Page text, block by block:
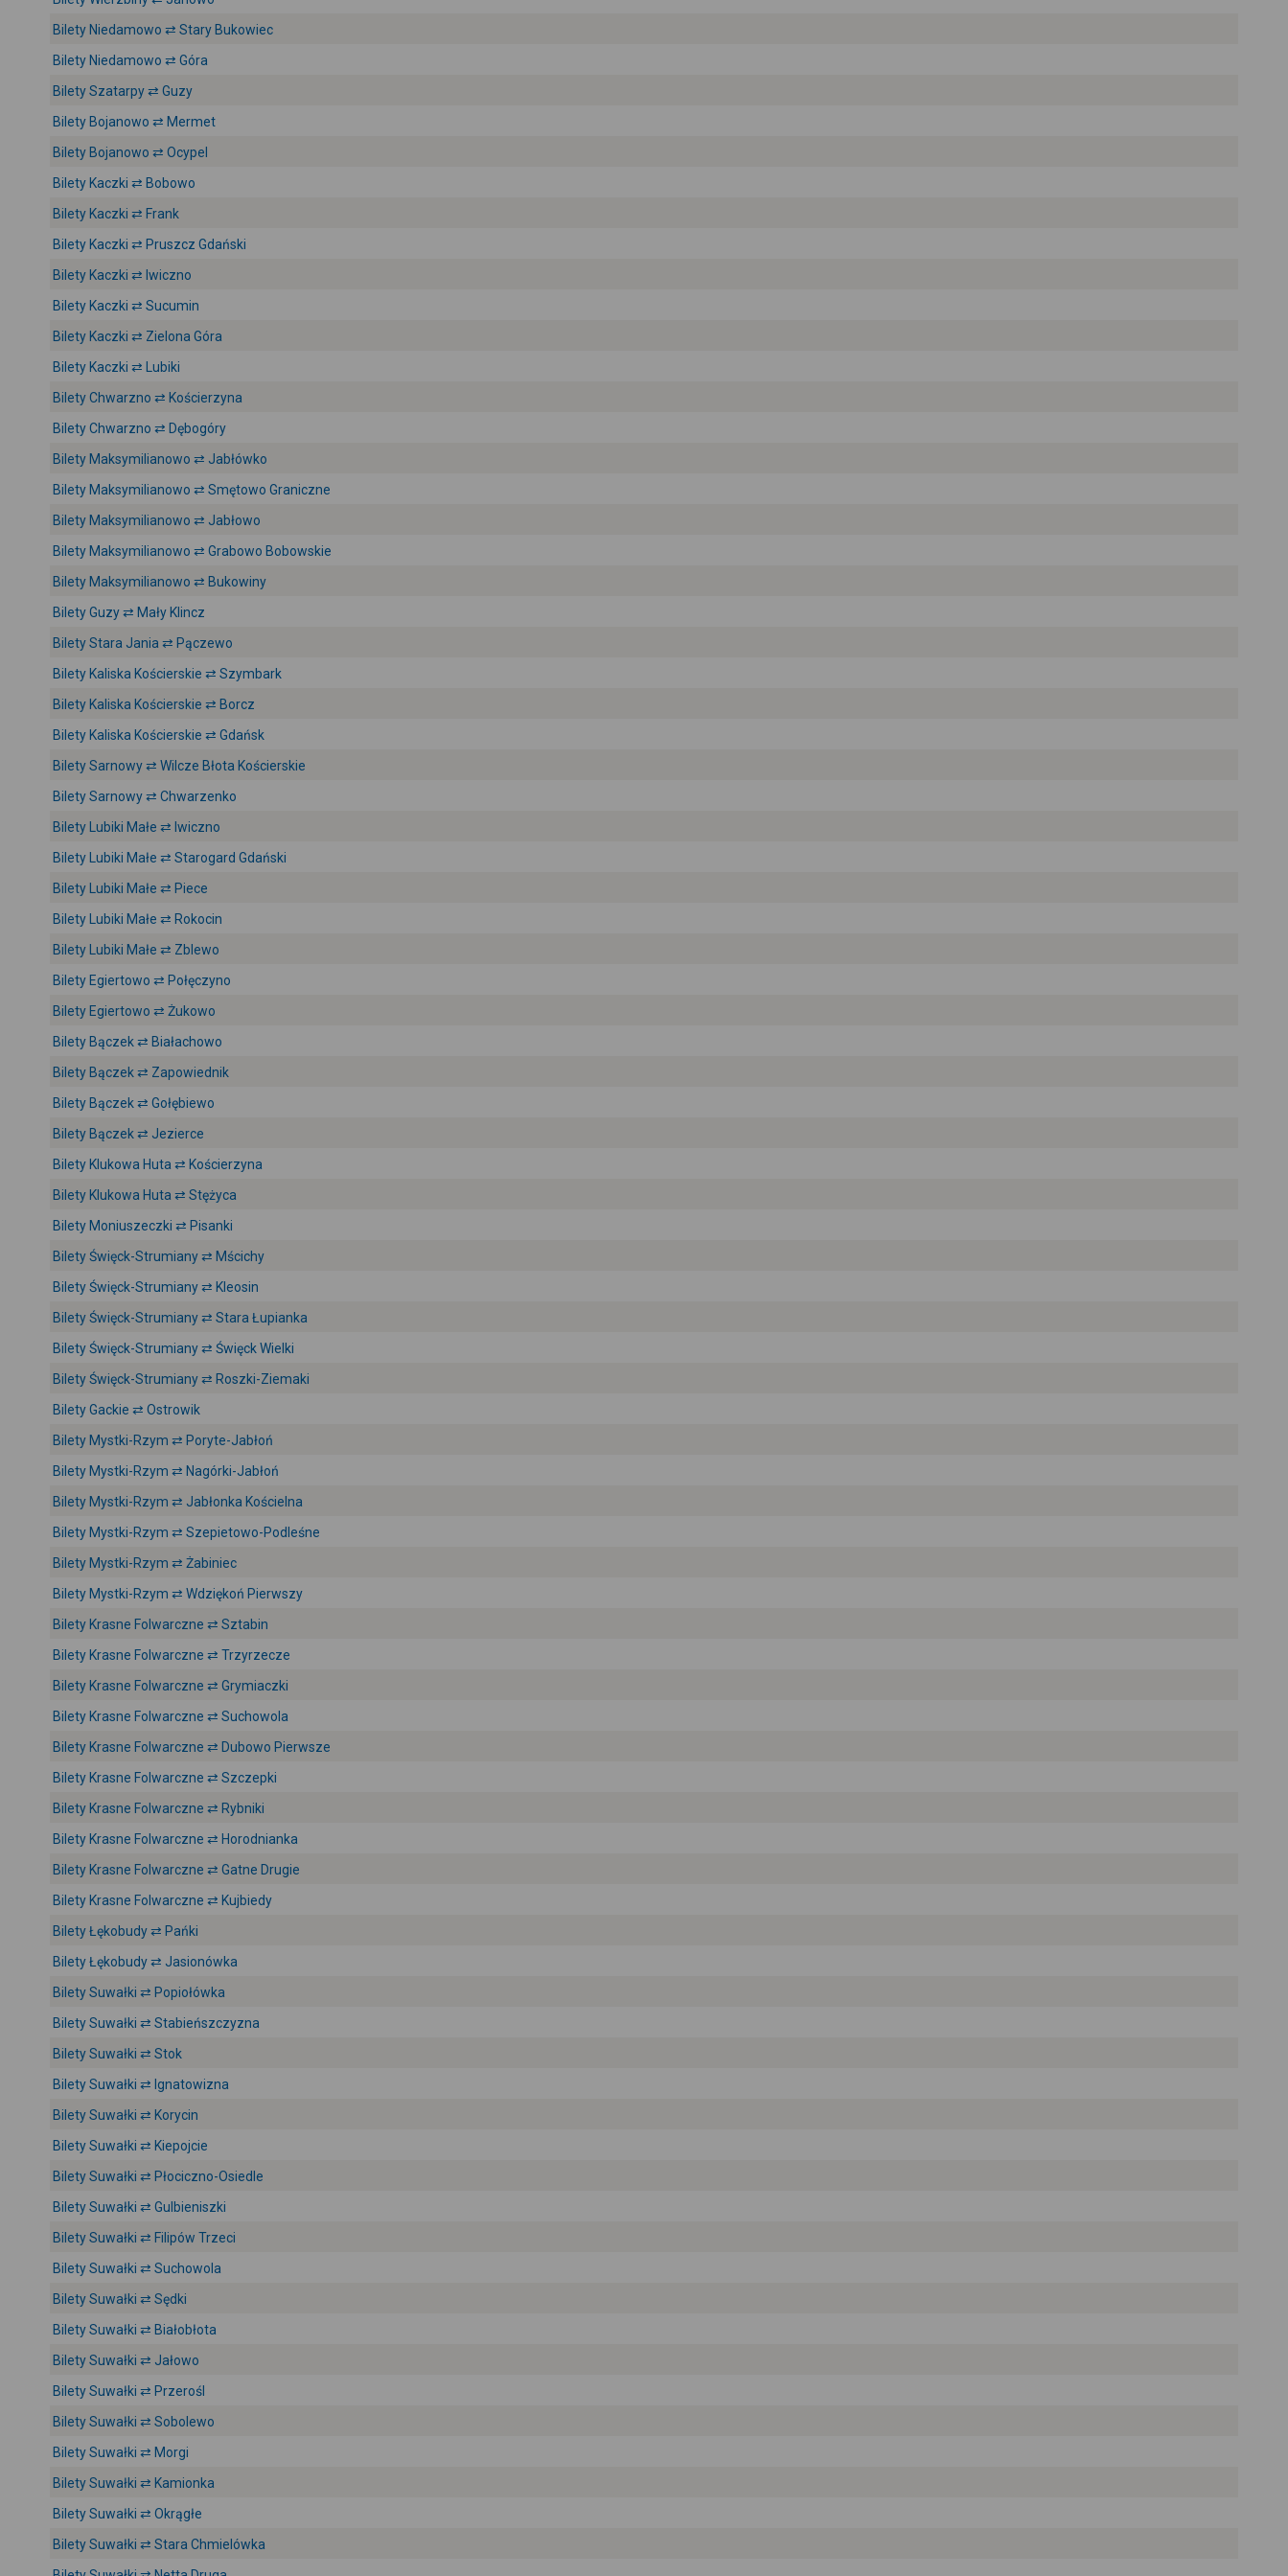
Bilety Niedamowo ⇄ Stary Bukowiec
Bilety Niedamowo ⇄ Góra
Bilety Szatarpy ⇄ Guzy
Bilety Bojanowo ⇄ Mermet
Bilety Bojanowo ⇄ Ocypel
Bilety Kaczki ⇄ Bobowo
Bilety Kaczki ⇄ Frank
Bilety Kaczki ⇄ Pruszcz Gdański
Bilety Kaczki ⇄ Iwiczno
Bilety Kaczki ⇄ Sucumin
Bilety Kaczki ⇄ Zielona Góra
Bilety Kaczki ⇄ Lubiki
Bilety Chwarzno ⇄ Kościerzyna
Bilety Chwarzno ⇄ Dębogóry
Bilety Maksymilianowo ⇄ Jabłówko
Bilety Maksymilianowo ⇄ Smętowo Graniczne
Bilety Maksymilianowo ⇄ Jabłowo
Bilety Maksymilianowo ⇄ Grabowo Bobowskie
Bilety Maksymilianowo ⇄ Bukowiny
Bilety Guzy ⇄ Mały Klincz
Bilety Stara Jania ⇄ Pączewo
Bilety Kaliska Kościerskie ⇄ Szymbark
Bilety Kaliska Kościerskie ⇄ Borcz
Bilety Kaliska Kościerskie ⇄ Gdańsk
Bilety Sarnowy ⇄ Wilcze Błota Kościerskie
Bilety Sarnowy ⇄ Chwarzenko
Bilety Lubiki Małe ⇄ Iwiczno
Bilety Lubiki Małe ⇄ Starogard Gdański
Bilety Lubiki Małe ⇄ Piece
Bilety Lubiki Małe ⇄ Rokocin
Bilety Lubiki Małe ⇄ Zblewo
Bilety Egiertowo ⇄ Połęczyno
Bilety Egiertowo ⇄ Żukowo
Bilety Bączek ⇄ Białachowo
Bilety Bączek ⇄ Zapowiednik
Bilety Bączek ⇄ Gołębiewo
Bilety Bączek ⇄ Jezierce
Bilety Klukowa Huta ⇄ Kościerzyna
Bilety Klukowa Huta ⇄ Stężyca
Bilety Moniuszeczki ⇄ Pisanki
Bilety Święck-Strumiany ⇄ Mścichy
Bilety Święck-Strumiany ⇄ Kleosin
Bilety Święck-Strumiany ⇄ Stara Łupianka
Bilety Święck-Strumiany ⇄ Święck Wielki
Bilety Święck-Strumiany ⇄ Roszki-Ziemaki
Bilety Gackie ⇄ Ostrowik
Bilety Mystki-Rzym ⇄ Poryte-Jabłoń
Bilety Mystki-Rzym ⇄ Nagórki-Jabłoń
Bilety Mystki-Rzym ⇄ Jabłonka Kościelna
Bilety Mystki-Rzym ⇄ Szepietowo-Podleśne
Bilety Mystki-Rzym ⇄ Żabiniec
Bilety Mystki-Rzym ⇄ Wdziękoń Pierwszy
Bilety Krasne Folwarczne ⇄ Sztabin
Bilety Krasne Folwarczne ⇄ Trzyrzecze
Bilety Krasne Folwarczne ⇄ Grymiaczki
Bilety Krasne Folwarczne ⇄ Suchowola
Bilety Krasne Folwarczne ⇄ Dubowo Pierwsze
Bilety Krasne Folwarczne ⇄ Szczepki
Bilety Krasne Folwarczne ⇄ Rybniki
Bilety Krasne Folwarczne ⇄ Horodnianka
Bilety Krasne Folwarczne ⇄ Gatne Drugie
Bilety Krasne Folwarczne ⇄ Kujbiedy
Bilety Łękobudy ⇄ Pańki
Bilety Łękobudy ⇄ Jasionówka
Bilety Suwałki ⇄ Popiołówka
Bilety Suwałki ⇄ Stabieńszczyzna
Bilety Suwałki ⇄ Stok
Bilety Suwałki ⇄ Ignatowizna
Bilety Suwałki ⇄ Korycin
Bilety Suwałki ⇄ Kiepojcie
Bilety Suwałki ⇄ Płociczno-Osiedle
Bilety Suwałki ⇄ Gulbieniszki
Bilety Suwałki ⇄ Filipów Trzeci
Bilety Suwałki ⇄ Suchowola
Bilety Suwałki ⇄ Sędki
Bilety Suwałki ⇄ Białobłota
Bilety Suwałki ⇄ Jałowo
Bilety Suwałki ⇄ Przerośl
Bilety Suwałki ⇄ Sobolewo
Bilety Suwałki ⇄ Morgi
Bilety Suwałki ⇄ Kamionka
Bilety Suwałki ⇄ Okrągłe
Bilety Suwałki ⇄ Stara Chmielówka